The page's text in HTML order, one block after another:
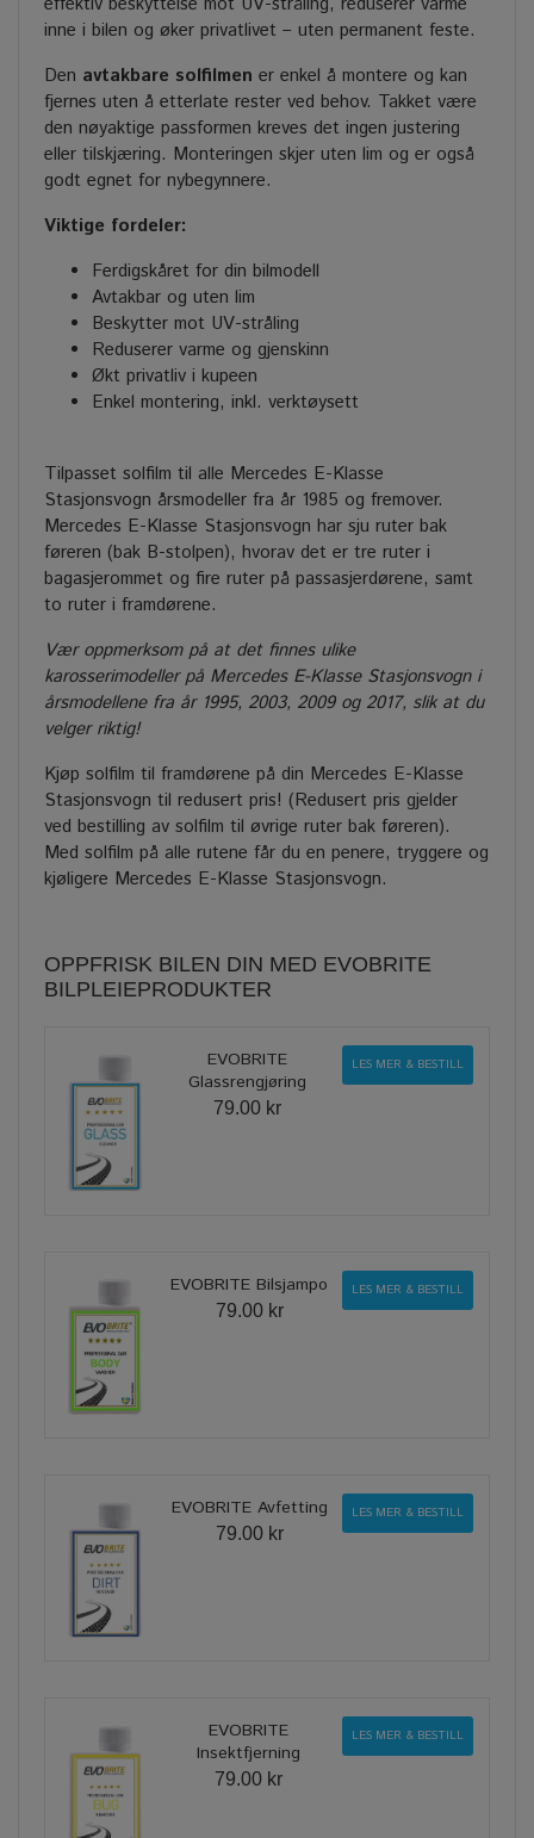
inne i bilen og øker privatlivet – uten permanent feste.
Den avtakbare solfilmen er enkel å montere og kan
fjernes uten å etterlate rester ved behov. Takket være
den nøyaktige passformen kreves det ingen justering
eller tilskjæring. Monteringen skjer uten lim og er også
godt egnet for nybegynnere.
Viktige fordeler:
Ferdigskåret for din bilmodell
Avtakbar og uten lim
Beskytter mot UV-stråling
Reduserer varme og gjenskinn
Økt privatliv i kupeen
Enkel montering, inkl. verktøysett
Tilpasset solfilm til alle Mercedes E-Klasse
Stasjonsvogn årsmodeller fra år 1985 og fremover.
Mercedes E-Klasse Stasjonsvogn har sju ruter bak
føreren (bak B-stolpen), hvorav det er tre ruter i
bagasjerommet og fire ruter på passasjerdørene, samt
to ruter i framdørene.
Vær oppmerksom på at det finnes ulike
karosserimodeller på Mercedes E-Klasse Stasjonsvogn i
årsmodellene fra år 1995, 2003, 2009 og 2017, slik at du
velger riktig!
Kjøp solfilm til framdørene på din Mercedes E-Klasse
Stasjonsvogn til redusert pris! (Redusert pris gjelder
ved bestilling av solfilm til øvrige ruter bak føreren).
Med solfilm på alle rutene får du en penere, tryggere og
kjøligere Mercedes E-Klasse Stasjonsvogn.
OPPFRISK BILEN DIN MED EVOBRITE
BILPLEIEPRODUKTER
EVOBRITE
Glassrengjøring
79.00 kr
LES MER & BESTILL
EVOBRITE Bilsjampo
79.00 kr
LES MER & BESTILL
EVOBRITE Avfetting
79.00 kr
LES MER & BESTILL
EVOBRITE
Insektfjerning
79.00 kr
LES MER & BESTILL